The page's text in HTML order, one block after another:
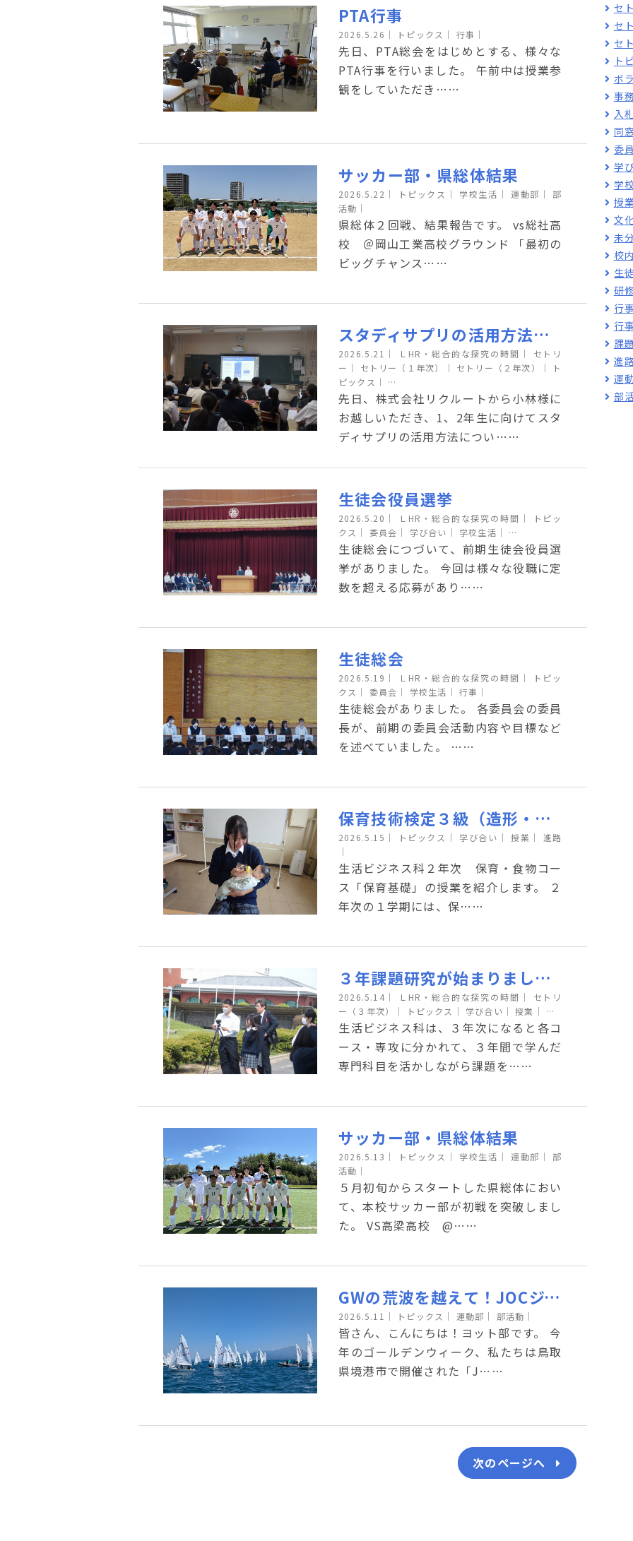
PTA行事
2026.5.26 ｜ トピックス｜ 行事｜
先日、PTA総会をはじめとする、様々な
PTA行事を行いました。 午前中は授業参
観をしていただき……
サッカー部・県総体結果
2026.5.22 ｜ トピックス｜ 学校生活｜運動部｜ 部
活動｜
県総体２回戦、結果報告です。 vs総社高
校 ＠岡山工業高校グラウンド 「最初の
ビッグチャンス……
スタディサプリの活用方法説明会
2026.5.21 ｜ ＬHR・総合的な探究の時間｜ セトリ
ー｜ セトリー（１年次）｜ セトリー（２年次）｜
ト
ピックス｜ …
先日、株式会社リクルートから小林様に
お越しいただき、1、2年生に向けてスタ
ディサプリの活用方法につい……
生徒会役員選挙
2026.5.20 ｜ ＬHR・総合的な探究の時間｜
トピッ
クス｜ 委員会｜ 学び合い｜ 学校生活｜ …
生徒総会につづいて、前期生徒会役員選
挙がありました。 今回は様々な役職に定
数を超える応募があり……
生徒総会
2026.5.19 ｜ ＬHR・総合的な探究の時間｜
トピッ
クス｜ 委員会｜ 学校生活｜ 行事｜
生徒総会がありました。 各委員会の委員
長が、前期の委員会活動内容や目標など
を述べていました。 ……
保育技術検定３級（造形・看護）に向けて
2026.5.15 ｜ トピックス｜ 学び合い｜授業｜ 進路
｜
生活ビジネス科２年次 保育・食物コー
ス「保育基礎」の授業を紹介します。 ２
年次の１学期には、保……
３年課題研究が始まりました！（情報ビジネスコース編・後半組）
2026.5.14 ｜ ＬHR・総合的な探究の時間｜ セトリ
ー（３年次）｜
トピックス｜ 学び合い｜授業｜ …
生活ビジネス科は、３年次になると各コ
ース・専攻に分かれて、３年間で学んだ
専門科目を活かしながら課題を……
サッカー部・県総体結果
2026.5.13 ｜ トピックス｜ 学校生活｜運動部｜ 部
活動｜
５月初旬からスタートした県総体におい
て、本校サッカー部が初戦を突破しまし
た。 VS高梁高校 @……
GWの荒波を越えて！JOCジュニアオリンピックカップ2026報告
2026.5.11 ｜ トピックス｜ 運動部｜ 部活動｜
皆さん、こんにちは！ヨット部です。 今
年のゴールデンウィーク、私たちは鳥取
県境港市で開催された「J……
次のページへ
セ
セ
セ
ト
ボ
事
入
同
委
学
学
授
文
未
校
生
研
行事
行
課
進
運
部